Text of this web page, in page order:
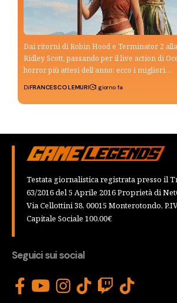
Dai ritorni di Robin Hood e Terminator 2
Ridley Scott, passando per il live action di
horror più attesi dell’anno: ecco i migliori…
DiFRANCESCO LEMURI 1 giorno fa
Testata giornalistica registrata presso il
63/2016 del 5 Aprile 2016 Proprietà di
Via Cellottini 38, 00015 Monterotondo,
Capitale Sociale 100,00€
Seguici sui social